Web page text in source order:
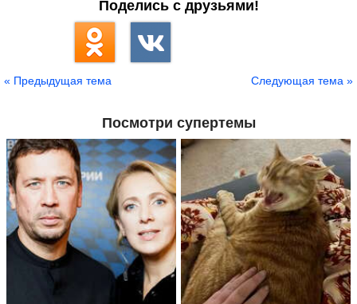
Поделись с друзьями!
« Предыдущая тема Следующая тема »
Посмотри супертемы